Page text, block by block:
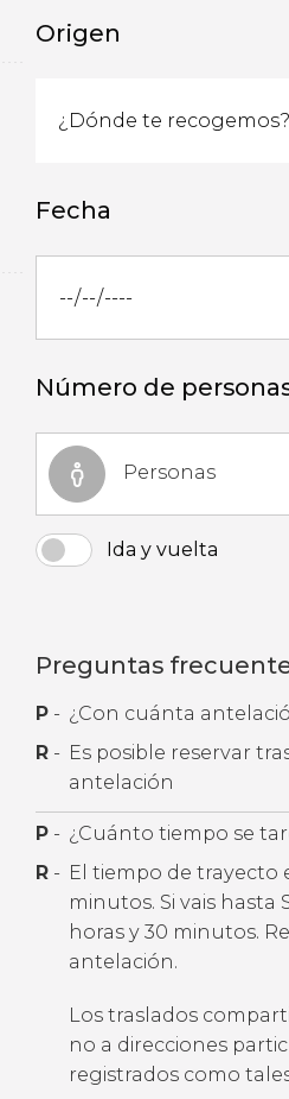
Origen
Fecha
Número de
Personas
Ida y vuelta
Preguntas
P - ¿Con cuánta
R - Es posible reservar
antelación
P - ¿Cuánto tiempo se
R - El tiempo de trayecto
minutos. Si vais
horas y 30 minutos.
antelación.
Los traslados
no a direcciones
registrados como